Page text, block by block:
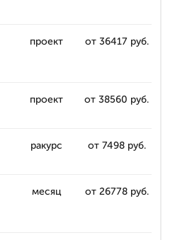
проект от 36417 руб.
проект от 38560 руб.
ракурс от 7498 руб.
месяц от 26778 руб.